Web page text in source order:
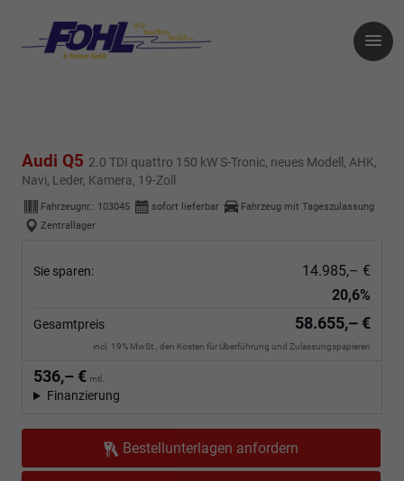
Audi Q5 2.0 TDI quattro 150 kW S-Tronic, neues Modell, AHK,
Navi, Leder, Kamera, 19-Zoll
Fahrzeugnr.: 103045 sofort lieferbar
Fahrzeug mit Tageszulassung
Zentrallager
Sie sparen:
14.985,– €
20,6%
Gesamtpreis 58.655,– €
incl. 19% MwSt., den Kosten für Überführung und Zulassungspapieren
536,– € mtl.
Finanzierung
Bestellunterlagen anfordern